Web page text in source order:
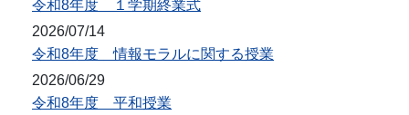
令和8年度 １学期終業式
2026/07/14
令和8年度 情報モラルに関する授業
2026/06/29
令和8年度 平和授業